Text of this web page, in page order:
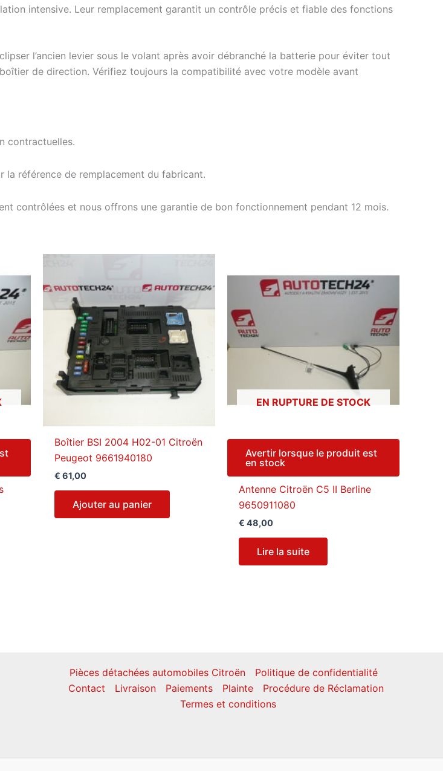
intensive. Leur remplacement garantit un contrôle précis et fiable des fonctions
l’ancien levier sous le volant après avoir débranché la batterie pour éviter tout
de direction. Vérifiez toujours la compatibilité avec votre modèle avant
contractuelles.
la référence de remplacement du fabricant.
contrôlées et nous offrons une garantie de bon fonctionnement pendant 12 mois.
Boîtier BSI 2004 H02-01 Citroën
Peugeot 9661940180
€ 61,00
Ajouter au panier
EN RUPTURE DE STOCK
Avertir lorsque le produit est
en stock
Antenne Citroën C5 II Berline
9650911080
€ 48,00
Lire la suite
Pièces détachées automobiles Citroën
Politique de confidentialité
Contact
Livraison Paiements Plainte
Procédure de Réclamation
Termes et conditions